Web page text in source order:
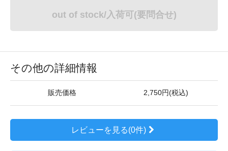
out of stock/入荷可(要問合せ)
その他の詳細情報
販売価格 2,750円(税込)
レビューを見る(0件)